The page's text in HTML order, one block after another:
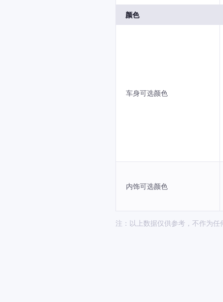
颜色
车身可选颜色
内饰可选颜色
注：以上数据仅供参考，不作为